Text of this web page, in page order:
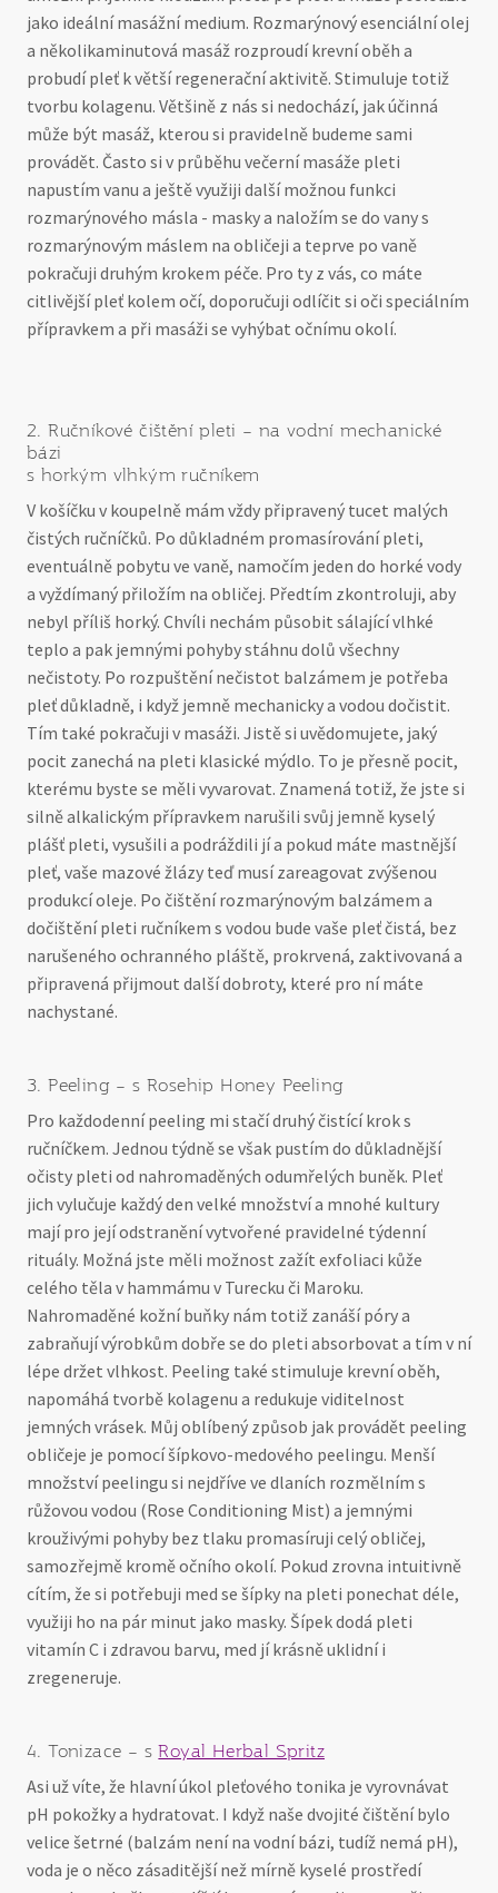
jako ideální masážní medium. Rozmarýnový esenciální olej
a několikaminutová masáž rozproudí krevní oběh a
probudí pleť k větší regenerační aktivitě. Stimuluje totiž
tvorbu kolagenu. Většině z nás si nedochází, jak účinná
může být masáž, kterou si pravidelně budeme sami
provádět. Často si v průběhu večerní masáže pleti
napustím vanu a ještě využiji další možnou funkci
rozmarýnového másla - masky a naložím se do vany s
rozmarýnovým máslem na obličeji a teprve po vaně
pokračuji druhým krokem péče. Pro ty z vás, co máte
citlivější pleť kolem očí, doporučuji odlíčit si oči speciálním
přípravkem a při masáži se vyhýbat očnímu okolí.
2. Ručníkové čištění pleti – na vodní mechanické
bázi
s horkým vlhkým ručníkem
V košíčku v koupelně mám vždy připravený tucet malých
čistých ručníčků. Po důkladném promasírování pleti,
eventuálně pobytu ve vaně, namočím jeden do horké vody
a vyždímaný přiložím na obličej. Předtím zkontroluji, aby
nebyl příliš horký. Chvíli nechám působit sálající vlhké
teplo a pak jemnými pohyby stáhnu dolů všechny
nečistoty. Po rozpuštění nečistot balzámem je potřeba
pleť důkladně, i když jemně mechanicky a vodou dočistit.
Tím také pokračuji v masáži. Jistě si uvědomujete, jaký
pocit zanechá na pleti klasické mýdlo. To je přesně pocit,
kterému byste se měli vyvarovat. Znamená totiž, že jste si
silně alkalickým přípravkem narušili svůj jemně kyselý
plášť pleti, vysušili a podráždili jí a pokud máte mastnější
pleť, vaše mazové žlázy teď musí zareagovat zvýšenou
produkcí oleje. Po čištění rozmarýnovým balzámem a
dočištění pleti ručníkem s vodou bude vaše pleť čistá, bez
narušeného ochranného pláště, prokrvená, zaktivovaná a
připravená přijmout další dobroty, které pro ní máte
nachystané.
3. Peeling – s Rosehip Honey Peeling
Pro každodenní peeling mi stačí druhý čistící krok s
ručníčkem. Jednou týdně se však pustím do důkladnější
očisty pleti od nahromaděných odumřelých buněk. Pleť
jich vylučuje každý den velké množství a mnohé kultury
mají pro její odstranění vytvořené pravidelné týdenní
rituály. Možná jste měli možnost zažít exfoliaci kůže
celého těla v hammámu v Turecku či Maroku.
Nahromaděné kožní buňky nám totiž zanáší póry a
zabraňují výrobkům dobře se do pleti absorbovat a tím v ní
lépe držet vlhkost. Peeling také stimuluje krevní oběh,
napomáhá tvorbě kolagenu a redukuje viditelnost
jemných vrásek. Můj oblíbený způsob jak provádět peeling
obličeje je pomocí šípkovo-medového peelingu. Menší
množství peelingu si nejdříve ve dlaních rozmělním s
růžovou vodou (Rose Conditioning Mist) a jemnými
krouživými pohyby bez tlaku promasíruji celý obličej,
samozřejmě kromě očního okolí. Pokud zrovna intuitivně
cítím, že si potřebuji med se šípky na pleti ponechat déle,
využiji ho na pár minut jako masky. Šípek dodá pleti
vitamín C i zdravou barvu, med jí krásně uklidní i
zregeneruje.
4. Tonizace – sRoyal Herbal Spritz
Asi už víte, že hlavní úkol pleťového tonika je vyrovnávat
pH pokožky a hydratovat. I když naše dvojité čištění bylo
velice šetrné (balzám není na vodní bázi, tudíž nemá pH),
voda je o něco zásaditější než mírně kyselé prostředí